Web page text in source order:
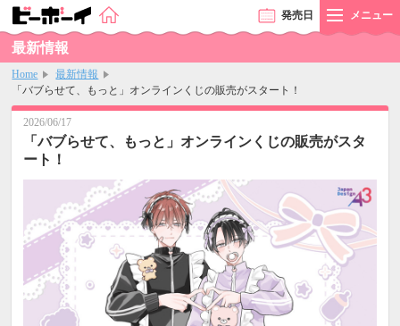
発売日 メニュー
最新情報
Home
最新情報
「バブらせて、もっと」オンラインくじの販売がスタート！
2026/06/17
「バブらせて、もっと」オンラインくじの販売がスタ
ート！